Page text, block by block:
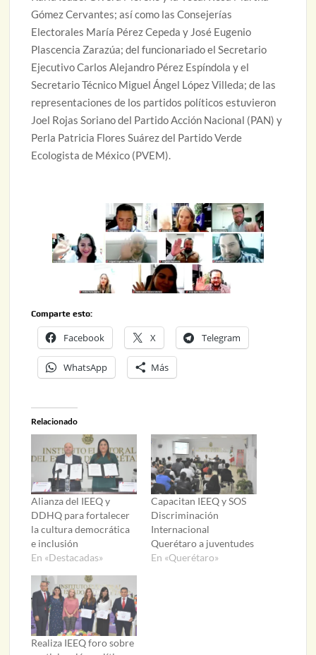
Gómez Cervantes; así como las Consejerías
Electorales María Pérez Cepeda y José Eugenio
Plascencia Zarazúa; del funcionariado el Secretario
Ejecutivo Carlos Alejandro Pérez Espíndola y el
Secretario Técnico Miguel Ángel López Villeda; de las
representaciones de los partidos políticos estuvieron
Joel Rojas Soriano del Partido Acción Nacional (PAN) y
Perla Patricia Flores Suárez del Partido Verde
Ecologista de México (PVEM).
Comparte esto:
Facebook X Telegram
WhatsApp Más
Relacionado
Alianza del IEEQ y
DDHQ para fortalecer
la cultura democrática
e inclusión
En «Destacadas»
Capacitan IEEQ y SOS
Discriminación
Internacional
Querétaro a juventudes
En «Querétaro»
Realiza IEEQ foro sobre